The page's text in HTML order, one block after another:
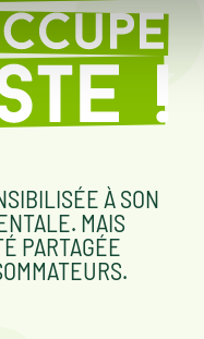
À SON
MAIS
PARTAGÉE